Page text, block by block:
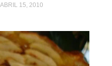
15, 2010